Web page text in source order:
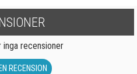
inga recensioner
RECENSION